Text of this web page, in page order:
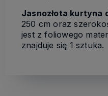
Jasnozłota kurtyna
250 cm oraz
jest z foliowego
znajduje się 1 sztuka.